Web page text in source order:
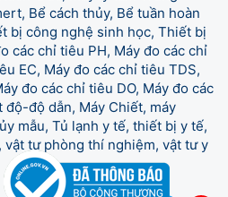
Bể cách thủy, Bể tuần hoàn
bị công nghệ sinh học, Thiết bị
các chỉ tiêu PH, Máy đo các chỉ
EC, Máy đo các chỉ tiêu TDS,
đo các chỉ tiêu DO, Máy đo các
độ-độ dẫn, Máy Chiết, máy
mẫu, Tủ lạnh y tế, thiết bị y tế,
tư phòng thí nghiệm, vật tư y